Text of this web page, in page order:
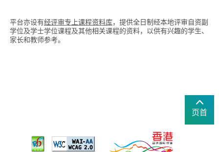
平台亦设有经评审专上课程资料库，提供全日制经本地评审自资副
学位及学士学位课程及其他相关课程的资料，以供有兴趣的学生、
家长和教师参考。
页首